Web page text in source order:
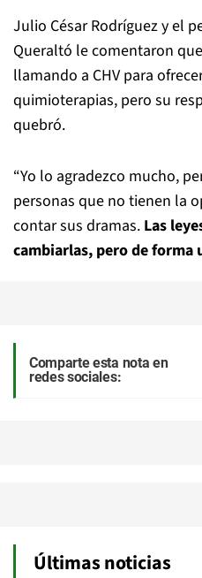
Julio César Rodríguez y el
Queraltó le comentaron
llamando a CHV para
quimioterapias, pero su
quebró.
“Yo lo agradezco mucho,
personas que no tienen la
contar sus dramas. Las
cambiarlas, pero de forma
Comparte esta nota en
redes sociales:
Últimas noticias